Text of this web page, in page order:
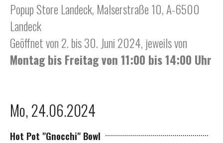
Popup Store Landeck, Malserstraße 10, A-6500
Landeck
Geöffnet von 2. bis 30. Juni 2024, jeweils von
Montag bis Freitag von 11:00 bis 14:00 Uhr
Mo, 24.06.2024
Hot Pot "Gnocchi" Bowl